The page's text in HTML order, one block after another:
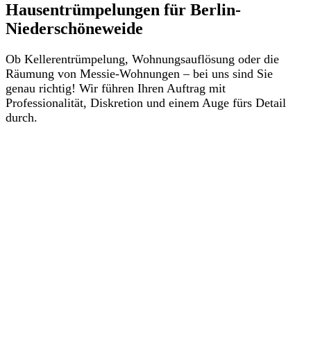
Hausentrümpelungen für Berlin-
Niederschöneweide
Ob Kellerentrümpelung, Wohnungsauflösung oder die
Räumung von Messie-Wohnungen – bei uns sind Sie
genau richtig! Wir führen Ihren Auftrag mit
Professionalität, Diskretion und einem Auge fürs Detail
durch.